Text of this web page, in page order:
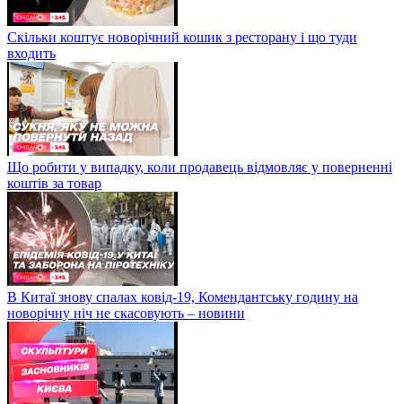
Скільки коштує новорічний кошик з ресторану і що туди
входить
Що робити у випадку, коли продавець відмовляє у поверненні
коштів за товар
В Китаї знову спалах ковід-19, Комендантську годину на
новорічну ніч не скасовують – новини